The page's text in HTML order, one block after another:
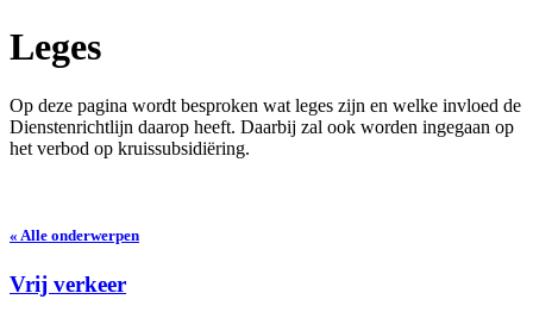
Leges
Op deze pagina wordt besproken wat leges zijn en welke invloed de
Dienstenrichtlijn daarop heeft. Daarbij zal ook worden ingegaan op
het verbod op kruissubsidiëring.
« Alle onderwerpen
Vrij verkeer